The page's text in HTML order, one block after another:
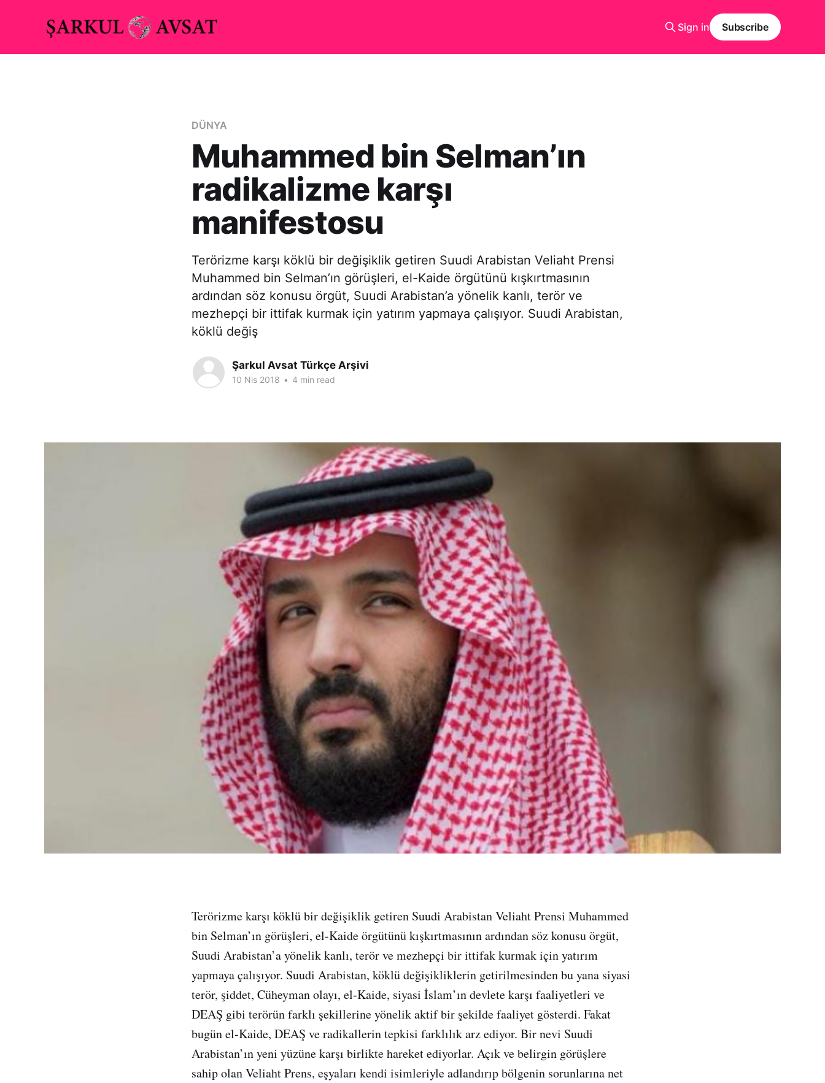
Sign in Subscribe
DÜNYA
Muhammed bin Selman’ın
radikalizme karşı
manifestosu
Terörizme karşı köklü bir değişiklik getiren Suudi Arabistan Veliaht Prensi
Muhammed bin Selman’ın görüşleri, el-Kaide örgütünü kışkırtmasının
ardından söz konusu örgüt, Suudi Arabistan’a yönelik kanlı, terör ve
mezhepçi bir ittifak kurmak için yatırım yapmaya çalışıyor. Suudi Arabistan,
köklü değiş
Şarkul Avsat Türkçe Arşivi
10 Nis 2018 • 4 min read
Terörizme karşı köklü bir değişiklik getiren Suudi Arabistan Veliaht Prensi Muhammed
bin Selman’ın görüşleri, el-Kaide örgütünü kışkırtmasının ardından söz konusu örgüt,
Suudi Arabistan’a yönelik kanlı, terör ve mezhepçi bir ittifak kurmak için yatırım
yapmaya çalışıyor. Suudi Arabistan, köklü değişikliklerin getirilmesinden bu yana siyasi
terör, şiddet, Cüheyman olayı, el-Kaide, siyasi İslam’ın devlete karşı faaliyetleri ve
DEAŞ gibi terörün farklı şekillerine yönelik aktif bir şekilde faaliyet gösterdi. Fakat
bugün el-Kaide, DEAŞ ve radikallerin tepkisi farklılık arz ediyor. Bir nevi Suudi
Arabistan’ın yeni yüzüne karşı birlikte hareket ediyorlar. Açık ve belirgin görüşlere
sahip olan Veliaht Prens, eşyaları kendi isimleriyle adlandırıp bölgenin sorunlarına net